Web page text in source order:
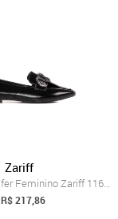
Zariff
Sapatilha Loafer Feminino Zariff 1166588...
R$ 217,86